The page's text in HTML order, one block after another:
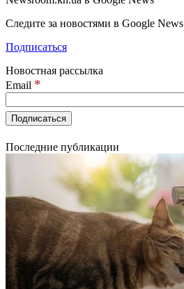
Следите за новостями в Google News
Подписаться
Новостная рассылка
Email *
Последние публикации